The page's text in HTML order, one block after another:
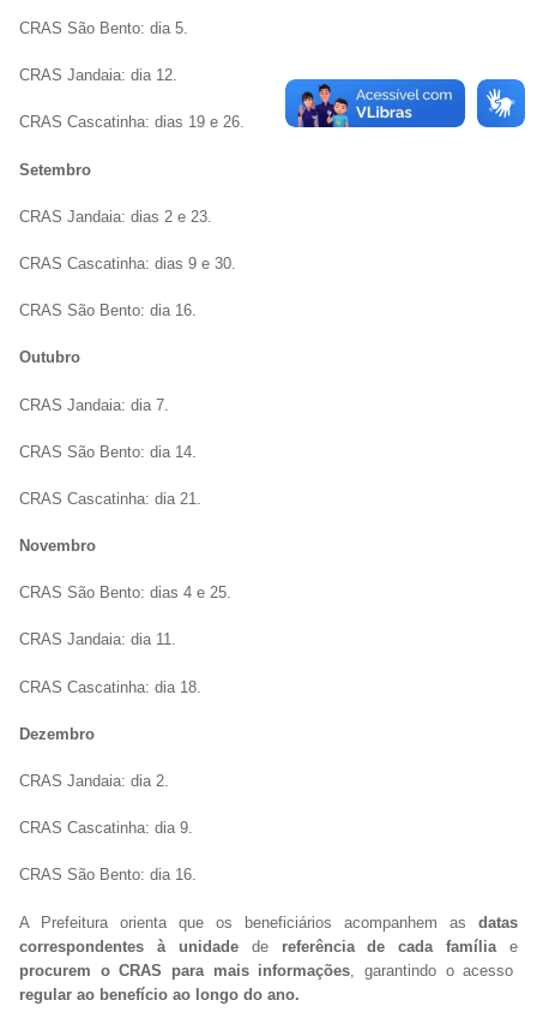
CRAS São Bento: dia 5.
CRAS Jandaia: dia 12.
CRAS Cascatinha: dias 19 e 26.
Setembro
CRAS Jandaia: dias 2 e 23.
CRAS Cascatinha: dias 9 e 30.
CRAS São Bento: dia 16.
Outubro
CRAS Jandaia: dia 7.
CRAS São Bento: dia 14.
CRAS Cascatinha: dia 21.
Novembro
CRAS São Bento: dias 4 e 25.
CRAS Jandaia: dia 11.
CRAS Cascatinha: dia 18.
Dezembro
CRAS Jandaia: dia 2.
CRAS Cascatinha: dia 9.
CRAS São Bento: dia 16.
A Prefeitura orienta que os beneficiários acompanhem as datas
correspondentes à unidade dereferência de cada família e
procurem o CRAS para mais informações , garantindo o acesso
regular ao benefício ao longo do ano.